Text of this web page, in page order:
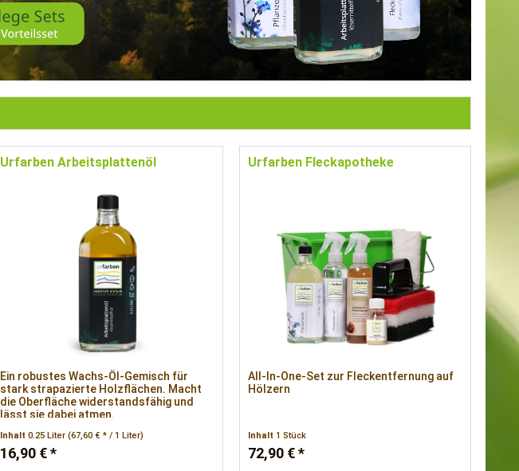
Urfarben Arbeitsplattenöl
Ein robustes Wachs-Öl-Gemisch für
stark strapazierte Holzflächen. Macht
die Oberfläche widerstandsfähig und
lässt sie dabei atmen.
Inhalt 0.25 Liter (67,60 € * / 1 Liter)
16,90 € *
Urfarben Fleckapotheke
All-In-One-Set zur Fleckentfernung auf
Hölzern
Inhalt 1 Stück
72,90 € *